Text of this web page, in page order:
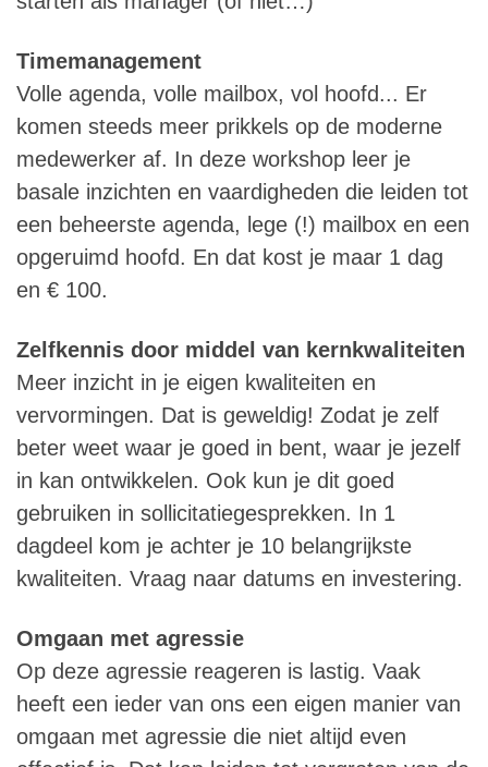
Timemanagement
Volle agenda, volle mailbox, vol hoofd... Er
komen steeds meer prikkels op de moderne
medewerker af. In deze workshop leer je
basale inzichten en vaardigheden die leiden tot
een beheerste agenda, lege (!) mailbox en een
opgeruimd hoofd. En dat kost je maar 1 dag
en € 100.
Zelfkennis door middel van kernkwaliteiten
Meer inzicht in je eigen kwaliteiten en
vervormingen. Dat is geweldig! Zodat je zelf
beter weet waar je goed in bent, waar je jezelf
in kan ontwikkelen. Ook kun je dit goed
gebruiken in sollicitatiegesprekken. In 1
dagdeel kom je achter je 10 belangrijkste
kwaliteiten. Vraag naar datums en investering.
Omgaan met agressie
Op deze agressie reageren is lastig. Vaak
heeft een ieder van ons een eigen manier van
omgaan met agressie die niet altijd even